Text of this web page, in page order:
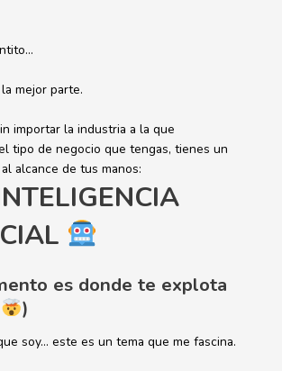
mejor parte.
importar la industria a la que
tipo de negocio que tengas, tienes un
alcance de tus manos:
es donde te explota
)
soy… este es un tema que me fascina.